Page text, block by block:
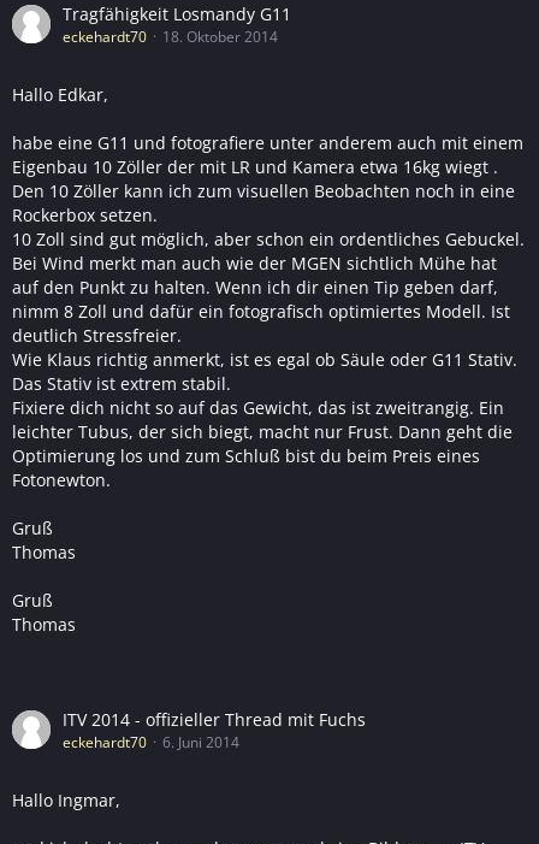
Tragfähigkeit Losmandy G11
eckehardt70 18. Oktober 2014
Hallo Edkar,
habe eine G11 und fotografiere unter anderem auch mit einem
Eigenbau 10 Zöller der mit LR und Kamera etwa 16kg wiegt .
Den 10 Zöller kann ich zum visuellen Beobachten noch in eine
Rockerbox setzen.
10 Zoll sind gut möglich, aber schon ein ordentliches Gebuckel.
Bei Wind merkt man auch wie der MGEN sichtlich Mühe hat
auf den Punkt zu halten. Wenn ich dir einen Tip geben darf,
nimm 8 Zoll und dafür ein fotografisch optimiertes Modell. Ist
deutlich Stressfreier.
Wie Klaus richtig anmerkt, ist es egal ob Säule oder G11 Stativ.
Das Stativ ist extrem stabil.
Fixiere dich nicht so auf das Gewicht, das ist zweitrangig. Ein
leichter Tubus, der sich biegt, macht nur Frust. Dann geht die
Optimierung los und zum Schluß bist du beim Preis eines
Fotonewton.
Gruß
Thomas
Gruß
Thomas
ITV 2014 - offizieller Thread mit Fuchs
eckehardt70 6. Juni 2014
Hallo Ingmar,